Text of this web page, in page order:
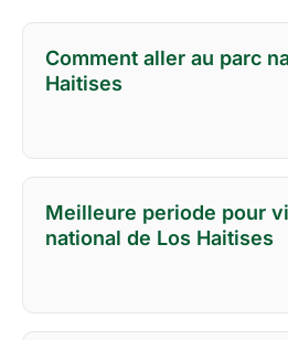
Comment aller au parc
Haitises
Meilleure periode pour
national de Los Haitises